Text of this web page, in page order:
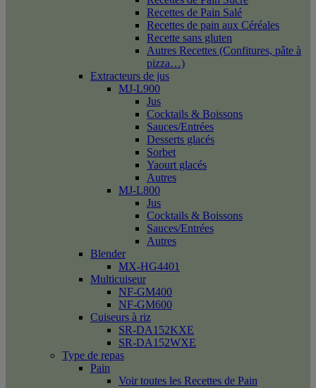
Recettes de Pain Salé
Recettes de pain aux Céréales
Recette sans gluten
Autres Recettes (Confitures, pâte à
pizza…)
Extracteurs de jus
MJ-L900
Jus
Cocktails & Boissons
Sauces/Entrées
Desserts glacés
Sorbet
Yaourt glacés
Autres
MJ-L800
Jus
Cocktails & Boissons
Sauces/Entrées
Autres
Blender
MX-HG4401
Multicuiseur
NF-GM400
NF-GM600
Cuiseurs à riz
SR-DA152KXE
SR-DA152WXE
Type de repas
Pain
Voir toutes les Recettes de Pain